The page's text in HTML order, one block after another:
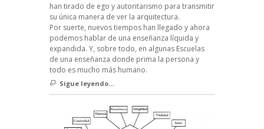
han tirado de ego y autoritarismo para transmitir
su única manera de ver la arquitectura.
Por suerte, nuevos tiempos han llegado y ahora
podemos hablar de una enseñanza líquida y
expandida. Y, sobre todo, en algunas Escuelas
de una enseñanza donde prima la persona y
todo es mucho más humano.
Sigue leyendo...